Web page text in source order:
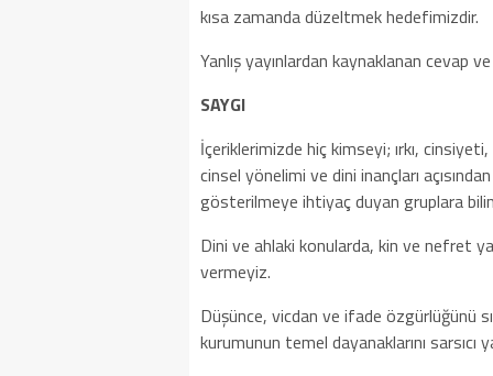
kısa zamanda düzeltmek hedefimizdir.
Yanlış yayınlardan kaynaklanan cevap
SAYGI
İçeriklerimizde hiç kimseyi; ırkı,
cinsel yönelimi ve dini inançları
gösterilmeye ihtiyaç duyan gruplara
Dini ve ahlaki konularda, kin ve nefret
vermeyiz.
Düşünce, vicdan ve ifade özgürlüğünü
kurumunun temel dayanaklarını